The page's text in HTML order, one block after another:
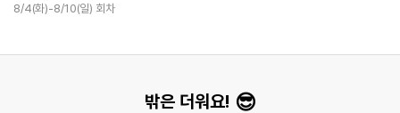
8/4(화)-8/10(일) 회차
밖은 더워요!